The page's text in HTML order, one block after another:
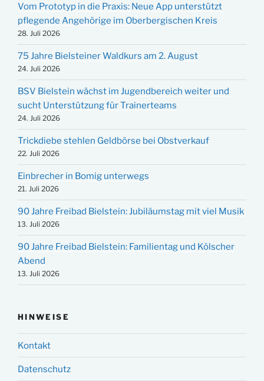
Vom Prototyp in die Praxis: Neue App unterstützt
pflegende Angehörige im Oberbergischen Kreis
28. Juli 2026
75 Jahre Bielsteiner Waldkurs am 2. August
24. Juli 2026
BSV Bielstein wächst im Jugendbereich weiter und
sucht Unterstützung für Trainerteams
24. Juli 2026
Trickdiebe stehlen Geldbörse bei Obstverkauf
22. Juli 2026
Einbrecher in Bomig unterwegs
21. Juli 2026
90 Jahre Freibad Bielstein: Jubiläumstag mit viel Musik
13. Juli 2026
90 Jahre Freibad Bielstein: Familientag und Kölscher
Abend
13. Juli 2026
HINWEISE
Kontakt
Datenschutz